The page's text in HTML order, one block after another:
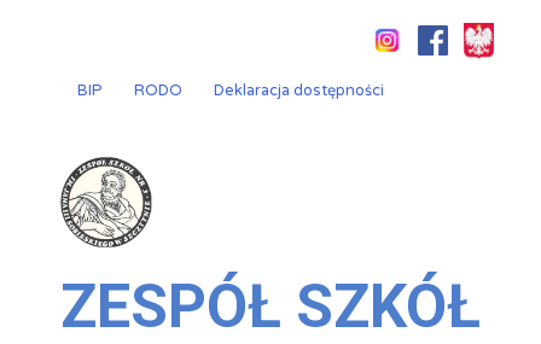
BIP
RODO Deklaracja dostępności
ZESPÓŁ SZKÓŁ